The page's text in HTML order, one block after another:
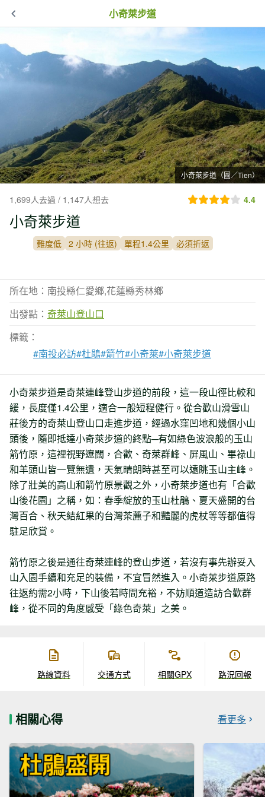
小奇萊步道
小奇萊步道（圖／Tien）
1,699人去過 / 1,147人想去 4.4
小奇萊步道
難度低 2 小時 (往返) 單程1.4公里 必須折返
所在地：南投縣仁愛鄉,花蓮縣秀林鄉
出發點： 奇萊山登山口
標籤：
#南投必訪#杜鵑#箭竹#小奇萊#小奇萊步道
小奇萊步道是奇萊連峰登山步道的前段，這一段山徑比較和
緩，長度僅1.4公里，適合一般短程健行。從合歡山滑雪山
莊後方的奇萊山登山口走進步道，經過水窪凹地和幾個小山
頭後，隨即抵達小奇萊步道的終點─有如綠色波浪般的玉山
箭竹原，這裡視野遼闊，合歡、奇萊群峰、屏風山、畢祿山
和羊頭山皆一覽無遺，天氣晴朗時甚至可以遠眺玉山主峰。
除了壯美的高山和箭竹原景觀之外，小奇萊步道也有「合歡
山後花園」之稱，如：春季綻放的玉山杜鵑、夏天盛開的台
灣百合、秋天結紅果的台灣茶藨子和豔麗的虎杖等等都值得
駐足欣賞。
箭竹原之後是通往奇萊連峰的登山步道，若沒有事先辦妥入
山入園手續和充足的裝備，不宜冒然進入。小奇萊步道原路
往返約需2小時，下山後若時間充裕，不妨順道造訪合歡群
峰，從不同的角度感受「綠色奇萊」之美。
路線資料 交通方式 相關GPX 路況回報
相關心得 看更多